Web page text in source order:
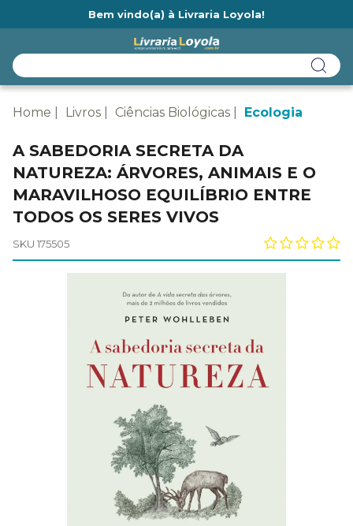
Bem vindo(a) à Livraria Loyola!
Home Livros Ciências Biológicas Ecologia
A SABEDORIA SECRETA DA
NATUREZA: ÁRVORES, ANIMAIS E O
MARAVILHOSO EQUILÍBRIO ENTRE
TODOS OS SERES VIVOS
SKU 175505